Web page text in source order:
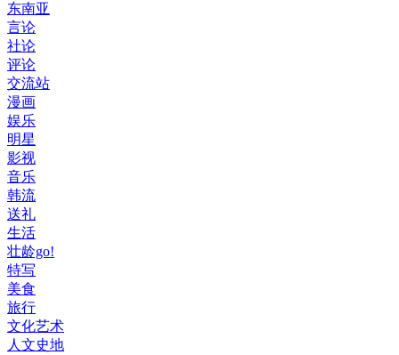
东南亚
言论
社论
评论
交流站
漫画
娱乐
明星
影视
音乐
韩流
送礼
生活
壮龄go!
特写
美食
旅行
文化艺术
人文史地